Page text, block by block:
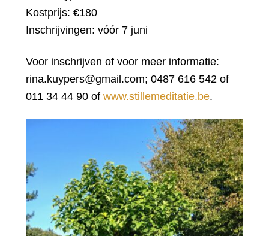
Kostprijs: €180
Inschrijvingen: vóór 7 juni
Voor inschrijven of voor meer informatie:
rina.kuypers@gmail.com; 0487 616 542 of
011 34 44 90 of www.stillemeditatie.be.